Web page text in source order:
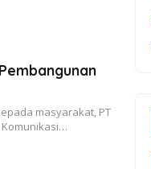
masyarakat, PT